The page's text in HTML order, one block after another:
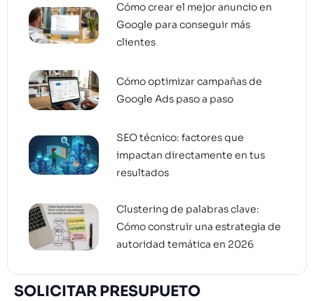
Cómo crear el mejor anuncio en
Google para conseguir más
clientes
Cómo optimizar campañas de
Google Ads paso a paso
SEO técnico: factores que
impactan directamente en tus
resultados
Clustering de palabras clave:
Cómo construir una estrategia de
autoridad temática en 2026
SOLICITAR PRESUPUETO